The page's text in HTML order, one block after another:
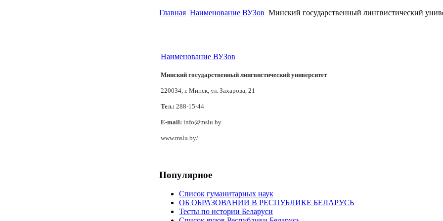
Главная Наименование ВУЗов Минский государственный лингвистический
Наименование ВУЗов
Минский государственный лингвистический университет
220034, г. Минск, ул. Захарова, 21
Тел.: 288-15-44
E-mail: info@mslu.by
www.mslu.by/
Популярное
Список гуманитарных наук
ОБ ОБРАЗОВАНИИ В РЕСПУБЛИКЕ БЕЛАРУСЬ
Тесты по истории Беларуси